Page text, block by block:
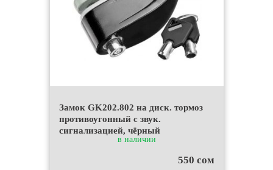
Замок GK202.802 на диск. тормоз
противоугонный c звук.
сигнализацией, чёрный
в наличии
550 сом